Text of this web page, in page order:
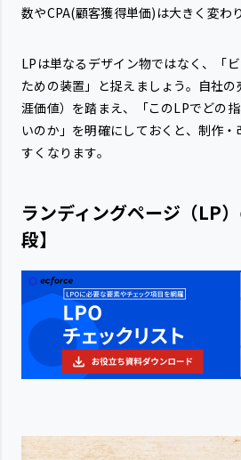
数やCPA(顧客獲得単価)は大きく変わり
LPは単なるデザイン物ではなく、「
ための装置」と捉えましょう。自社
涯価値）を踏まえ、「このLPでどの
いのか」を明確にしておくと、制作
すくなります。
ランディングページ（LP
段】